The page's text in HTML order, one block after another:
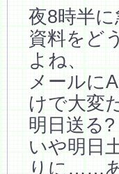
夜8時半
資料をど
よね、
メールに
けで大変
明日送る?
いや明日
りに……あ